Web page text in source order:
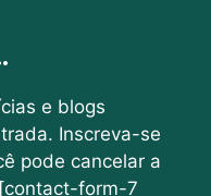
e blogs
Inscreva-se
pode cancelar a
form-7